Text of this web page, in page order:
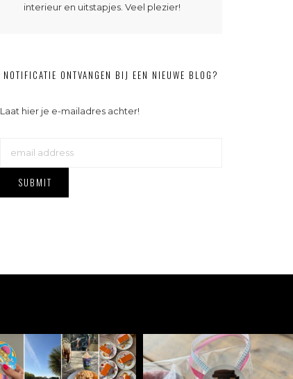
interieur en uitstapjes. Veel plezier!
NOTIFICATIE ONTVANGEN BIJ EEN NIEUWE BLOG?
Laat hier je e-mailadres achter!